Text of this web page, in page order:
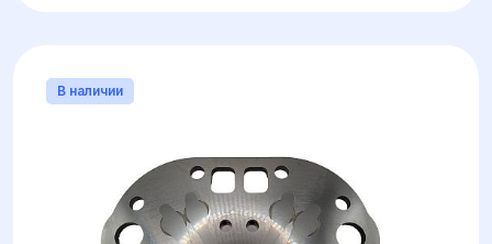
В наличии